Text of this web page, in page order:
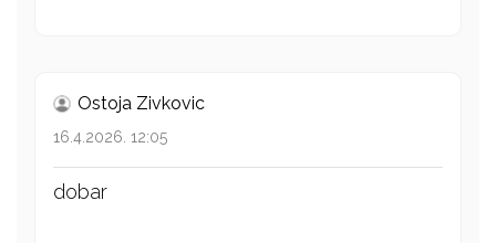
Ostoja Zivkovic
16.4.2026. 12:05
dobar